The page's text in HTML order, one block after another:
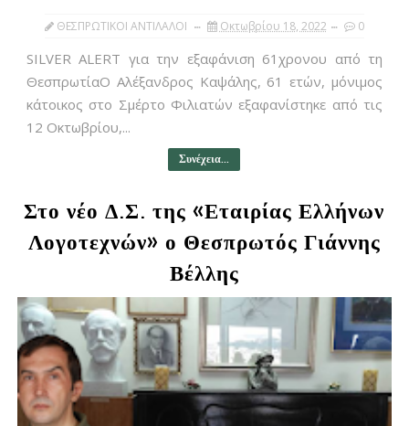
ΘΕΣΠΡΩΤΙΚΟΙ ΑΝΤΙΛΑΛΟΙ Οκτωβρίου 18, 2022 0
SILVER ALERT για την εξαφάνιση 61χρονου από τη
ΘεσπρωτίαΟ Αλέξανδρος Καψάλης, 61 ετών, μόνιμος
κάτοικος στο Σμέρτο Φιλιατών εξαφανίστηκε από τις
12 Οκτωβρίου,...
Συνέχεια...
Στο νέο Δ.Σ. της «Εταιρίας Ελλήνων
Λογοτεχνών» ο Θεσπρωτός Γιάννης
Βέλλης